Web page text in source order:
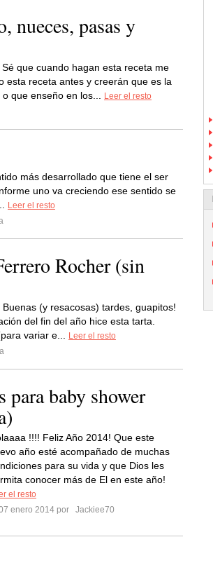
nueces, pasas y
Sé que cuando hagan esta receta me
esta receta antes y creerán que es la
que enseño en los...
Leer el resto
más desarrollado que tiene el ser
uno va creciendo ese sentido se
Leer el resto
Rocher (sin
Buenas (y resacosas) tardes, guapitos!
del fin del año hice esta tarta.
variar e...
Leer el resto
para baby shower
!!!! Feliz Año 2014! Que este
año esté acompañado de muchas
para su vida y que Dios les
conocer más de El en este año!
el resto
enero 2014 por
Jackiee70